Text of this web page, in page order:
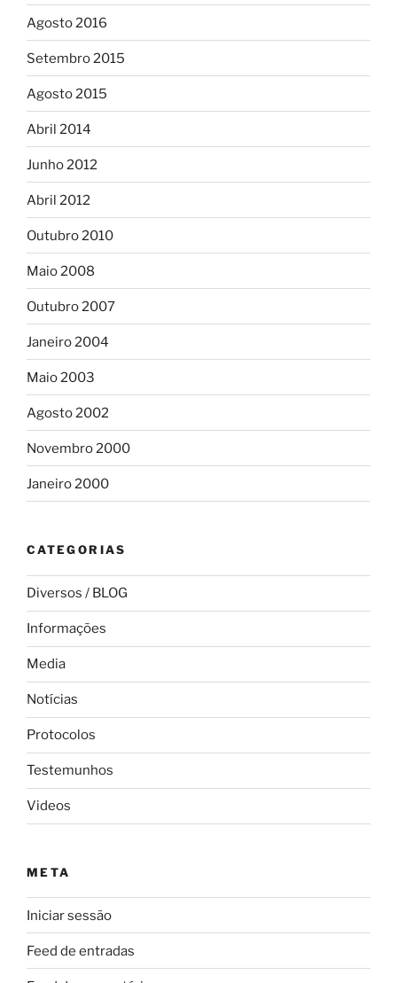
Agosto 2016
Setembro 2015
Agosto 2015
Abril 2014
Junho 2012
Abril 2012
Outubro 2010
Maio 2008
Outubro 2007
Janeiro 2004
Maio 2003
Agosto 2002
Novembro 2000
Janeiro 2000
CATEGORIAS
Diversos / BLOG
Informações
Media
Notícias
Protocolos
Testemunhos
Videos
META
Iniciar sessão
Feed de entradas